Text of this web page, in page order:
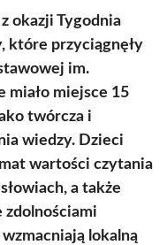
okazji Tygodnia
które przyciągnęły
im.
miejsce 15
twórcza i
wiedzy. Dzieci
wartości czytania
a także
zdolnościami
lokalną